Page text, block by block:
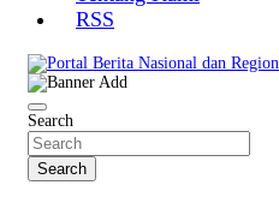
RSS
Portal Berita
Search
Search